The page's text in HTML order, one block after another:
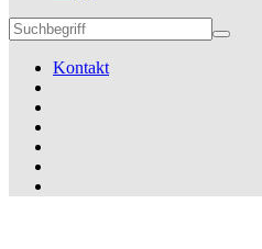
Kontakt